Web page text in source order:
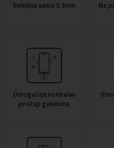
Debljina samo 0.3mm
Ne
Omogućuje normalan
pristup gumbima